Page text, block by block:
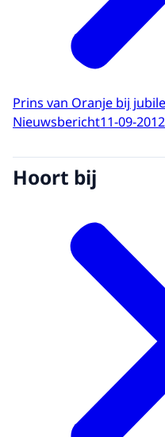
Prins van Oranje bij
Nieuwsbericht11-09-2012
Hoort bij